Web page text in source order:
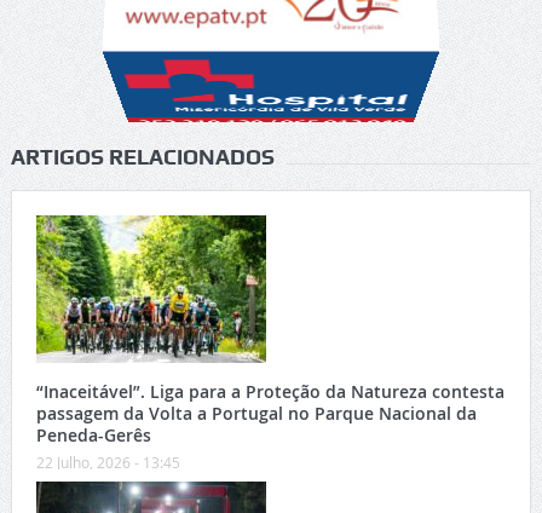
ARTIGOS RELACIONADOS
“Inaceitável”. Liga para a Proteção da Natureza contesta
passagem da Volta a Portugal no Parque Nacional da
Peneda-Gerês
22 Julho, 2026 - 13:45